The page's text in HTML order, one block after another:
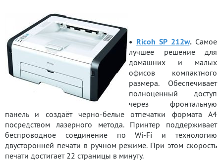
• Ricoh SP 212w.Самое
лучшее решение для
домашних и малых
офисов компактного
размера. Обеспечивает
полноценный доступ
через фронтальную
панель и создаёт черно-белые отпечатки формата A4
посредством лазерного метода. Принтер поддерживает
беспроводное соединение по Wi-Fi и технологию
двусторонней печати в ручном режиме. При этом скорость
печати достигает 22 страницы в минуту.